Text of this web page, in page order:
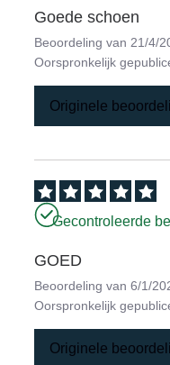
Goede schoen
Beoordeling van 21/4/
Oorspronkelijk
Originele
Gecontroleerde
GOED
Beoordeling van6/1/
Oorspronkelijk
Originele